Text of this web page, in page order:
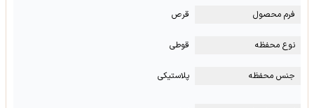
فرم محصول
قرص
نوع محفظه قوطی
جنس محفظه پلاستیکی